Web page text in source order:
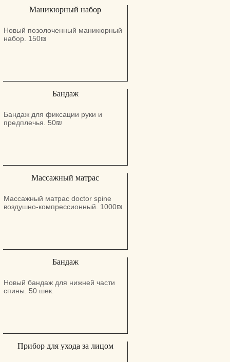
стадии дезинфекции и
каждого клиента. Я хочу, чтобы
идеальные ногти носила каждая
Женщина! Мастер ногтевого
насадка-щетка для бережной
Маникюрный набор
Новый позолоченный маникюрный
набор. 150₪
Бандаж
Бандаж для фиксации руки и
предплечья. 50₪
Массажный матрас
Массажный матрас doctor spine
воздушно-компрессионный. 1000₪
Бандаж
Новый бандаж для нижней части
спины. 50 шек.
Прибор для ухода за лицом